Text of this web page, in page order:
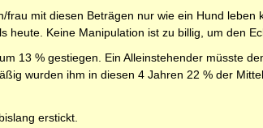
mit diesen Beträgen nur wie ein Hund
Keine Manipulation ist zu billig, um den
13 % gestiegen. Ein Alleinstehender müsste
wurden ihm in diesen 4 Jahren 22 % der
erstickt.